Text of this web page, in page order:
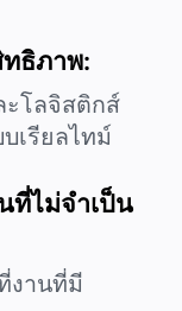
ษัทของเรา
ธิภาพ:
โลจิสติกส์
เรียลไทม์
ที่ไม่จำเป็น
งานที่มี